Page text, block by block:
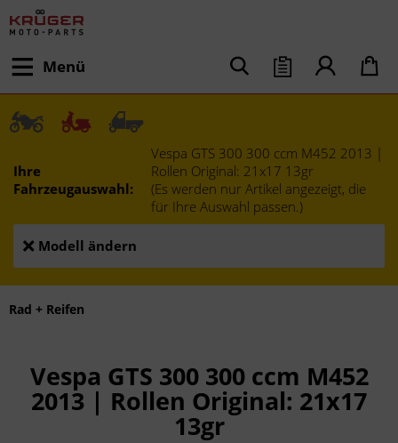
Menü
Ihre
Fahrzeugauswahl:
Vespa GTS 300 300 ccm M452 2013 |
Rollen Original: 21x17 13gr
(Es werden nur Artikel angezeigt, die
für Ihre Auswahl passen.)
Modell ändern
Rad + Reifen
Vespa GTS 300 300 ccm M452
2013 | Rollen Original: 21x17
13gr